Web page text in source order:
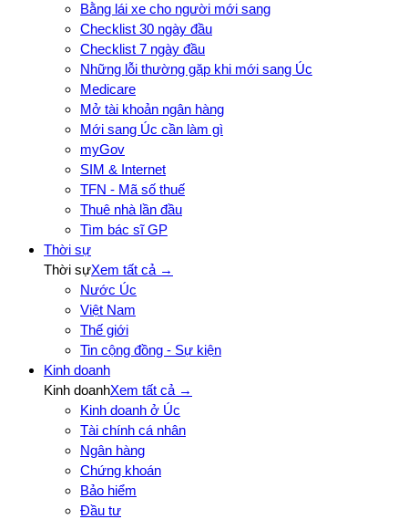
Bằng lái xe cho người mới sang
Checklist 30 ngày đầu
Checklist 7 ngày đầu
Những lỗi thường gặp khi mới sang Úc
Medicare
Mở tài khoản ngân hàng
Mới sang Úc cần làm gì
myGov
SIM & Internet
TFN - Mã số thuế
Thuê nhà lần đầu
Tìm bác sĩ GP
Thời sự
Thời sựXem tất cả →
Nước Úc
Việt Nam
Thế giới
Tin cộng đồng - Sự kiện
Kinh doanh
Kinh doanhXem tất cả →
Kinh doanh ở Úc
Tài chính cá nhân
Ngân hàng
Chứng khoán
Bảo hiểm
Đầu tư